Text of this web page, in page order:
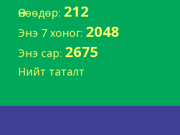
Өнөөдөр: 212
Энэ 7 хоног: 2048
Энэ сар: 2675
Нийт таталт